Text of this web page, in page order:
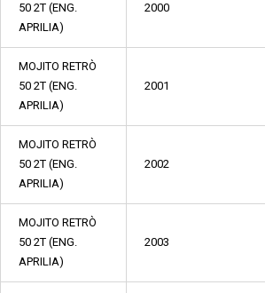
50 2T (ENG.
APRILIA)
2000
MOJITO RETRÒ
50 2T (ENG.
APRILIA)
2001
MOJITO RETRÒ
50 2T (ENG.
APRILIA)
2002
MOJITO RETRÒ
50 2T (ENG.
APRILIA)
2003